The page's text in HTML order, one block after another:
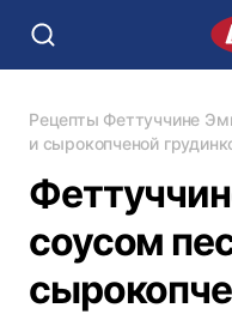
Рецепты Феттуччине
и сырокопченой
соусом